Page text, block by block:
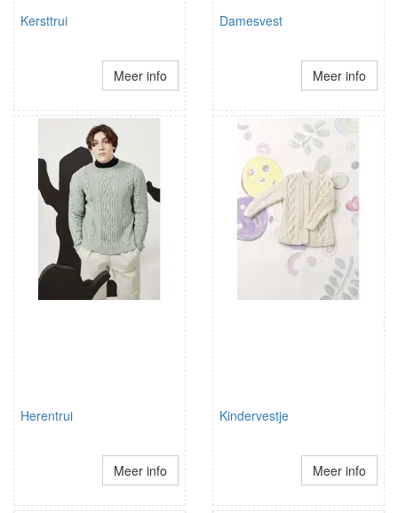
Kersttrui
Meer info
Damesvest
Meer info
Herentrui
Meer info
Kindervestje
Meer info